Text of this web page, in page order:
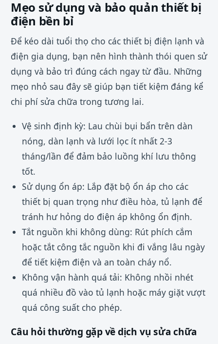
Mẹo sử dụng và bảo quản thiết bị
điện bền bỉ
Để kéo dài tuổi thọ cho các thiết bị điện lạnh và
điện gia dụng, bạn nên hình thành thói quen sử
dụng và bảo trì đúng cách ngay từ đầu. Những
mẹo nhỏ sau đây sẽ giúp bạn tiết kiệm đáng kể
chi phí sửa chữa trong tương lai.
Vệ sinh định kỳ: Lau chùi bụi bẩn trên dàn
nóng, dàn lạnh và lưới lọc ít nhất 2-3
tháng/lần để đảm bảo luồng khí lưu thông
tốt.
Sử dụng ổn áp: Lắp đặt bộ ổn áp cho các
thiết bị quan trọng như điều hòa, tủ lạnh để
tránh hư hỏng do điện áp không ổn định.
Tắt nguồn khi không dùng: Rút phích cắm
hoặc tắt công tắc nguồn khi đi vắng lâu ngày
để tiết kiệm điện và an toàn cháy nổ.
Không vận hành quá tải: Không nhồi nhét
quá nhiều đồ vào tủ lạnh hoặc máy giặt vượt
quá công suất cho phép.
Câu hỏi thường gặp về dịch vụ sửa chữa